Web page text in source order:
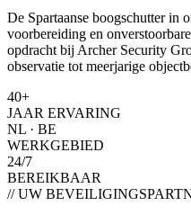
De Spartaanse boogschutter in
voorbereiding en
opdracht bij Archer Security
observatie tot meerjarige
40+
JAAR ERVARING
NL · BE
WERKGEBIED
24/7
BEREIKBAAR
// UW